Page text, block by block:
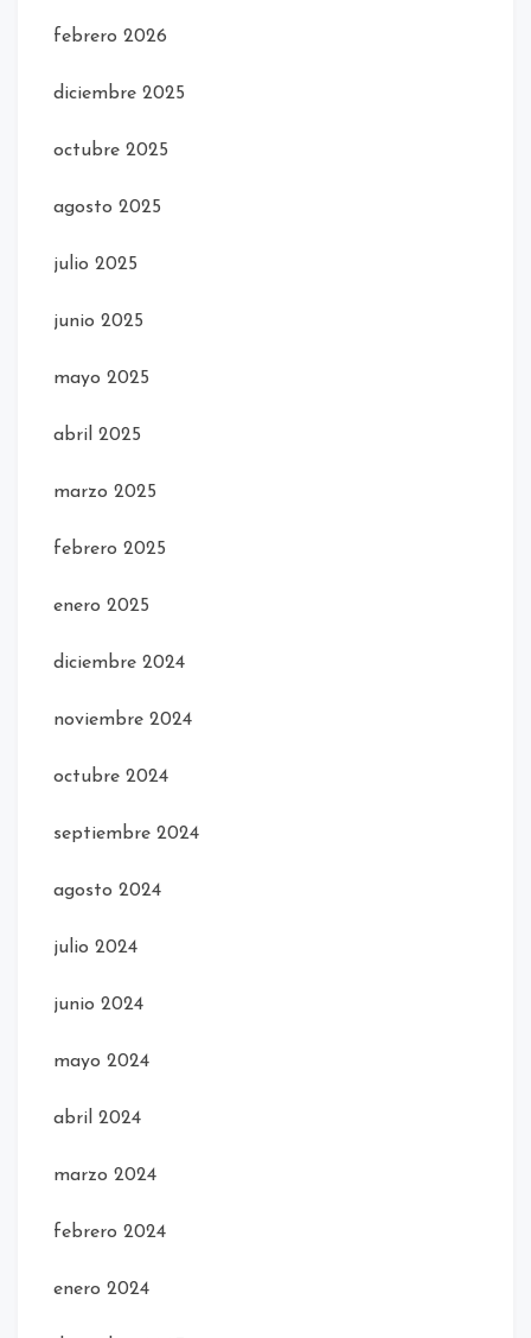
febrero 2026
diciembre 2025
octubre 2025
agosto 2025
julio 2025
junio 2025
mayo 2025
abril 2025
marzo 2025
febrero 2025
enero 2025
diciembre 2024
noviembre 2024
octubre 2024
septiembre 2024
agosto 2024
julio 2024
junio 2024
mayo 2024
abril 2024
marzo 2024
febrero 2024
enero 2024